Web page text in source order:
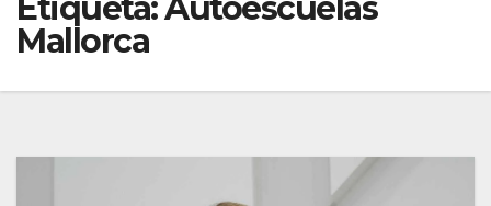
Etiqueta:Autoescuelas
Mallorca